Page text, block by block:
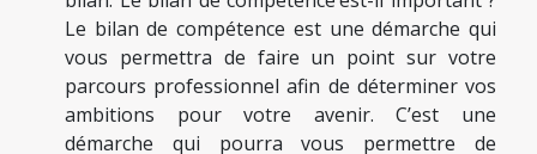
Le bilan de compétence est une démarche qui
vous permettra de faire un point sur votre
parcours professionnel afin de déterminer vos
ambitions pour votre avenir. C’est une
démarche qui pourra vous permettre de